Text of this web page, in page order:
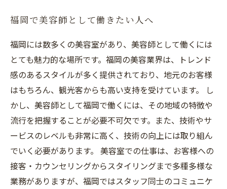
福岡で美容師として働きたい人へ
福岡には数多くの美容室があり、美容師として働くには
とても魅力的な場所です。福岡の美容業界は、トレンド
感のあるスタイルが多く提供されており、地元のお客様
はもちろん、観光客からも高い支持を受けています。 し
かし、美容師として福岡で働くには、その地域の特徴や
流行を把握することが必要不可欠です。また、技術やサ
ービスのレベルも非常に高く、技術の向上には取り組ん
でいく必要があります。 美容室での仕事は、お客様への
接客・カウンセリングからスタイリングまで多種多様な
業務がありますが、福岡ではスタッフ同士のコミュニケ